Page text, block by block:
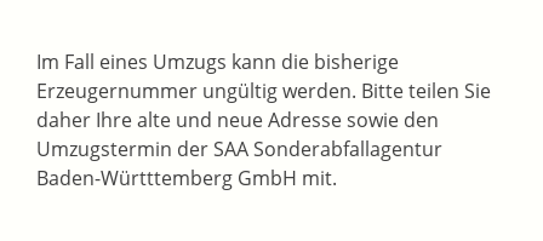
Im Fall eines Umzugs kann die bisherige
Erzeugernummer ungültig werden. Bitte teilen Sie
daher Ihre alte und neue Adresse sowie den
Umzugstermin der SAA Sonderabfallagentur
Baden-Württtemberg GmbH mit.